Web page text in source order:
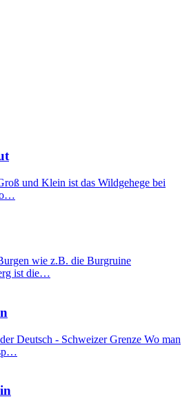
und Klein ist das Wildgehege bei
wie z.B. die Burgruine
ist die…
Deutsch - Schweizer Grenze Wo man